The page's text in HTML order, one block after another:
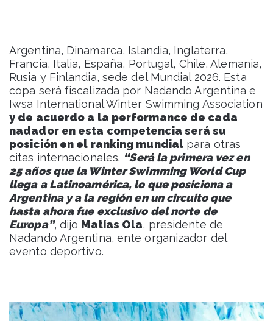
Argentina, Dinamarca, Islandia, Inglaterra,
Francia, Italia, España, Portugal, Chile, Alemania,
Rusia y Finlandia, sede del Mundial 2026. Esta
copa será fiscalizada por Nadando Argentina e
Iwsa International Winter Swimming Association
y de acuerdo a la performance de cada
nadador en esta competencia será su
posición en el ranking mundial para otras
citas internacionales. “Será la primera vez en
25 años que la Winter Swimming World Cup
llega a Latinoamérica, lo que posiciona a
Argentina y a la región en un circuito que
hasta ahora fue exclusivo del norte de
Europa”, dijo Matías Ola, presidente de
Nadando Argentina, ente organizador del
evento deportivo.